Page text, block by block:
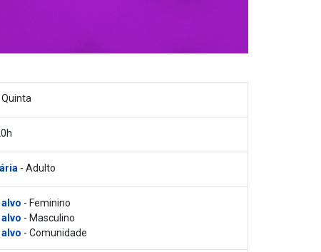
- Adulto
- Feminino
- Masculino
- Comunidade